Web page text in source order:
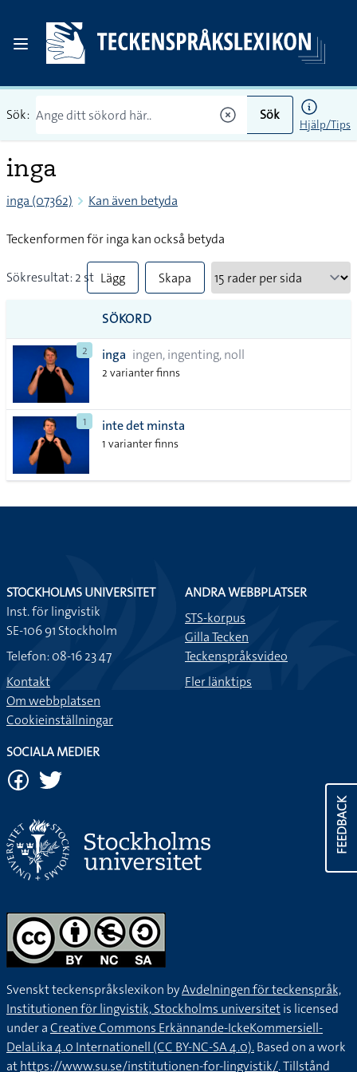
Sök: Sök
Hjälp/Tips
inga
inga (07362) Kan även betyda
Teckenformen för inga kan också betyda
Sökresultat: 2 st Lägg
till
alla i
lista
Skapa
SÖKORD
2 inga ingen, ingenting, noll
2 varianter finns
1 inte det minsta
1 varianter finns
FEEDBACK
STOCKHOLMS UNIVERSITET
Inst. för lingvistik
SE-106 91 Stockholm
Telefon: 08-16 23 47
Kontakt
Om webbplatsen
Cookieinställningar
ANDRA WEBBPLATSER
STS-korpus
Gilla Tecken
Teckenspråksvideo
Fler länktips
SOCIALA MEDIER
Svenskt teckenspråkslexikon byAvdelningen för teckenspråk,
Institutionen för lingvistik, Stockholms universitetis licensed
under aCreative Commons Erkännande-IckeKommersiell-
DelaLika 4.0 Internationell (CC BY-NC-SA 4.0).Based on a work
athttps://www.su.se/institutionen-for-lingvistik/. Tillstånd